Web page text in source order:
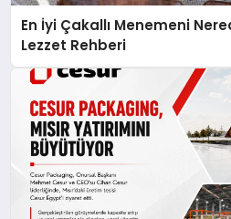
En İyi Çakallı Menemeni
Lezzet Rehberi